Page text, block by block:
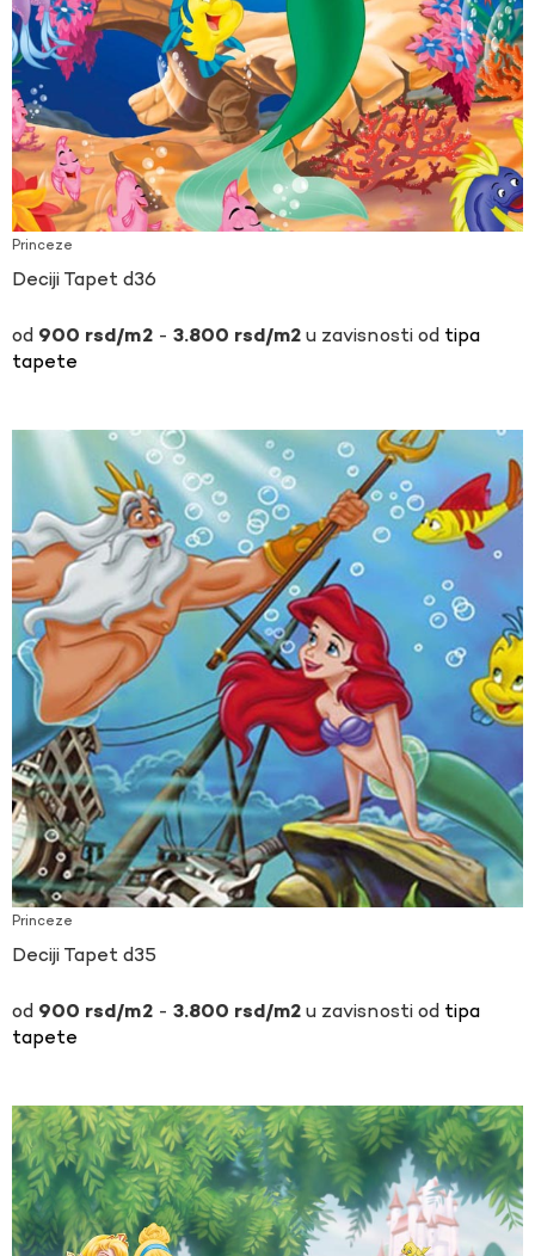
Princeze
Deciji Tapet d36
900 rsd - 3.800 rsd u zavisnosti od tipa
tapete
Princeze
Deciji Tapet d35
900 rsd - 3.800 rsd u zavisnosti od tipa
tapete